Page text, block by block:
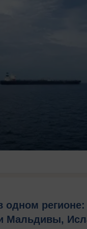
одном регионе:
Мальдивы,